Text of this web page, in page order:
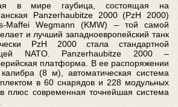
в мире гаубица, состоящая на
Panzerhaubitze 2000 (PzH 2000)
Maffei Wegmann (KMW) – той самой
и лучший западноевропейский танк
PzH 2000 стала стандартной
NATO. Panzerhaubitze 2000 –
платформа. В ее распоряжении
(8 м), автоматическая система
в 60 снарядов и 228 модульных
плюс современная точнейшая система